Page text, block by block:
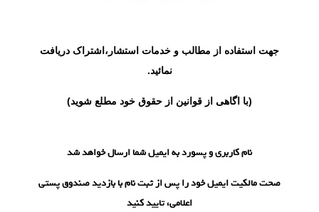
جهت استفاده از مطالب و خدمات استشار، اشتراک دریافت
نمائید.
(با اگاهی از قوانین از حقوق خود مطلع شوید)
نام کاربری و پسورد به ایمیل شما ارسال خواهد شد
صحت مالکیت ایمیل خود را پس از ثبت نام با بازدید صندوق پستی
اعلامی، تایید کنید